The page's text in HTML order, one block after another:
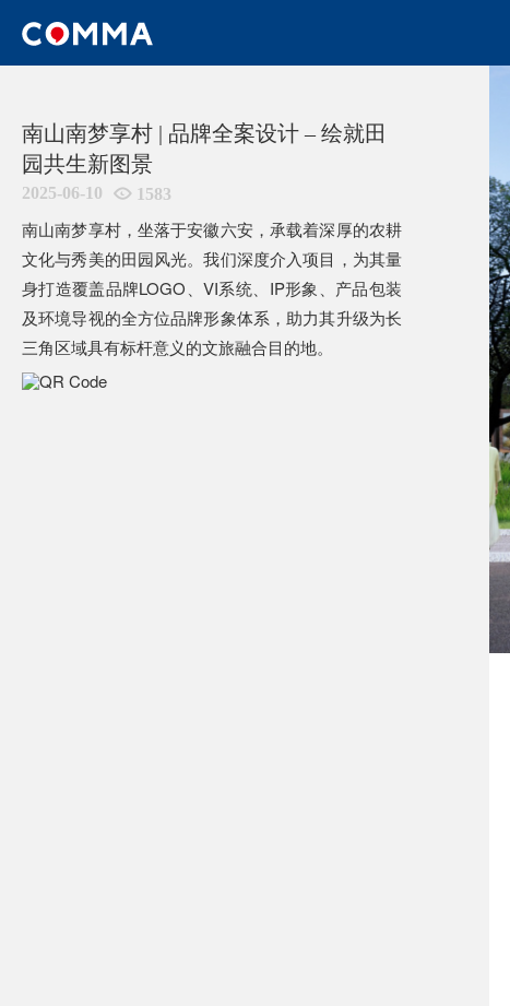
HOME / WORKS
生新图景
南山南梦享村 | 品牌全案设计 – 绘就田
园共生新图景
2025-06-10  1583
南山南梦享村，坐落于安徽六安，承载着深厚的农耕
文化与秀美的田园风光。我们深度介入项目，为其量
身打造覆盖品牌LOGO、VI系统、IP形象、产品包装
及环境导视的全方位品牌形象体系，助力其升级为长
三角区域具有标杆意义的文旅融合目的地。